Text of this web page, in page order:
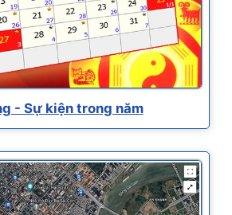
- Sự kiện trong năm